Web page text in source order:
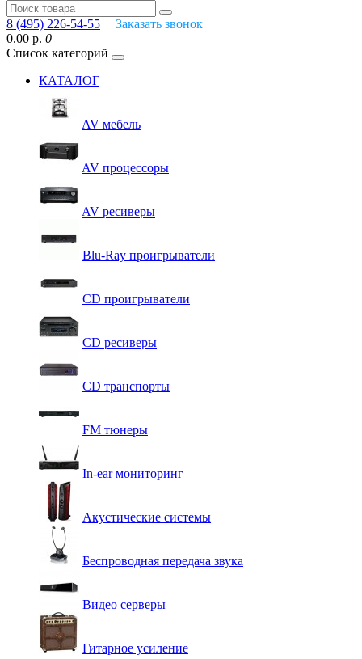
8 (495) 226-54-55
Заказать звонок
0.00 р. 0
Список категорий
КАТАЛОГ
AV мебель
AV процессоры
AV ресиверы
Blu-Ray проигрыватели
CD проигрыватели
CD ресиверы
CD транспорты
FM тюнеры
In-ear мониторинг
Акустические системы
Беспроводная передача звука
Видео серверы
Гитарное усиление